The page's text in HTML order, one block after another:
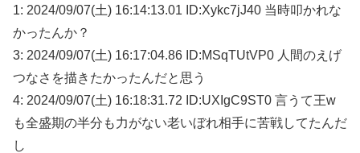
1: 2024/09/07(土) 16:14:13.01 ID:Xykc7jJ40 当時叩かれな
かったんか？
3: 2024/09/07(土) 16:17:04.86 ID:MSqTUtVP0 人間のえげ
つなさを描きたかったんだと思う
4: 2024/09/07(土) 16:18:31.72 ID:UXIgC9ST0 言うて王w
も全盛期の半分も力がない老いぼれ相手に苦戦してたんだ
し